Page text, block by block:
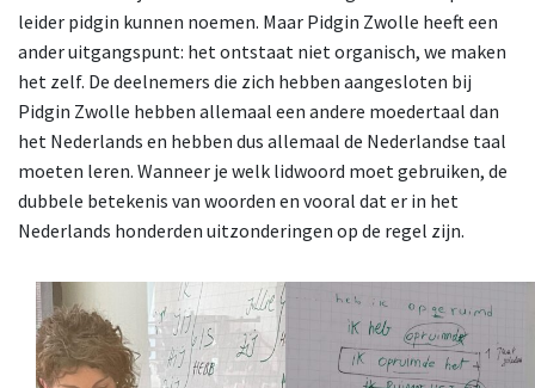
leider pidgin kunnen noemen. Maar Pidgin Zwolle heeft een
ander uitgangspunt: het ontstaat niet organisch, we maken
het zelf. De deelnemers die zich hebben aangesloten bij
Pidgin Zwolle hebben allemaal een andere moedertaal dan
het Nederlands en hebben dus allemaal de Nederlandse taal
moeten leren. Wanneer je welk lidwoord moet gebruiken, de
dubbele betekenis van woorden en vooral dat er in het
Nederlands honderden uitzonderingen op de regel zijn.